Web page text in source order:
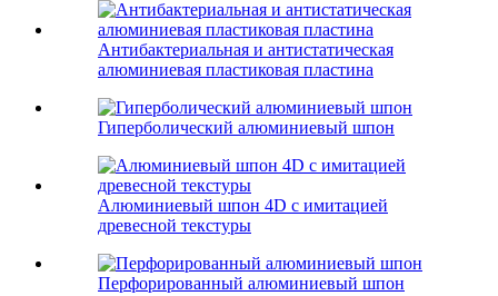
Антибактериальная и антистатическая
алюминиевая пластиковая пластина
Гиперболический алюминиевый шпон
Алюминиевый шпон 4D с имитацией
древесной текстуры
Перфорированный алюминиевый шпон